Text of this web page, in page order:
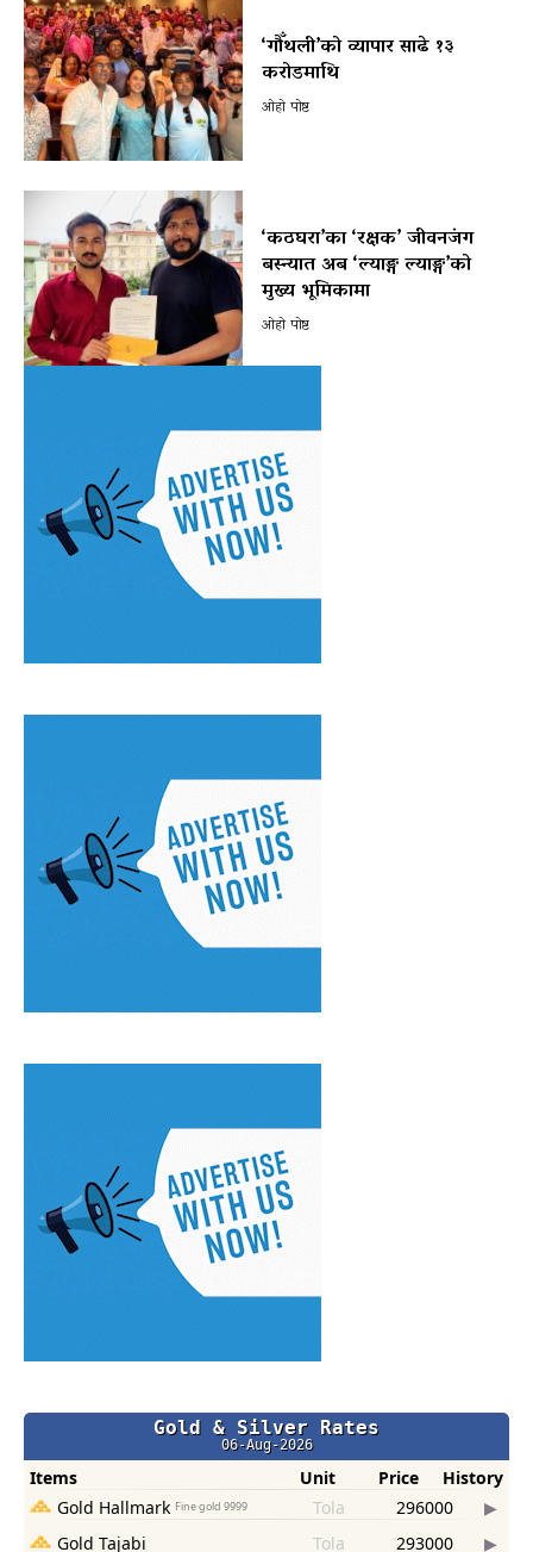
‘गौँथली’को व्यापार साढे १३
करोडमाथि
ओहो पोष्ट
‘कठघरा’का ‘रक्षक’ जीवनजंग
बस्न्यात अब ‘ल्याङ्ग ल्याङ्ग’को
मुख्य भूमिकामा
ओहो पोष्ट